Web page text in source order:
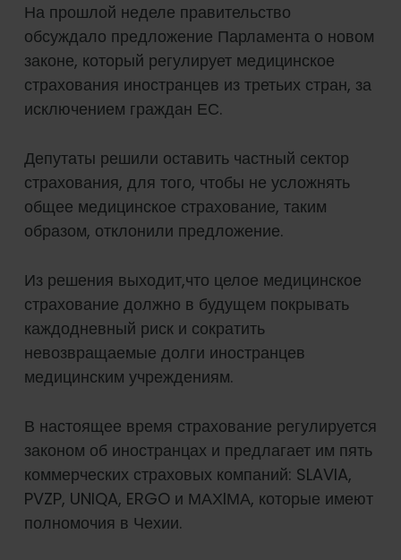
На прошлой неделе правительство
обсуждало предложение Парламента о новом
законе, который регулирует медицинское
страхования иностранцев из третьих стран, за
исключением граждан ЕС.
Депутаты решили оставить частный сектор
страхования, для того, чтобы не усложнять
общее медицинское страхование, таким
образом, отклонили предложение.
Из решения выходит,что целое медицинское
страхование должно в будущем покрывать
каждодневный риск и сократить
невозвращаемые долги иностранцев
медицинским учреждениям.
В настоящее время страхование регулируется
законом об иностранцах и предлагает им пять
коммерческих страховых компаний: SLAVIA,
PVZP, UNIQA, ERGO и МАХIМА, которые имеют
полномочия в Чехии.